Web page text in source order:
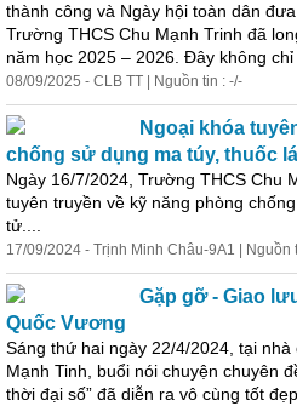
thành công và Ngày hội toàn dân
Trường THCS Chu Mạnh Trinh đã
năm học 2025 – 2026. Đây không chỉ
08/09/2025 - CLB TT | Nguồn tin : -/-
Ngoại khóa
chống sử dụng ma túy, thuốc
Ngày 16/7/2024, Trường THCS Chu
tuyên truyền về kỹ năng phòng
tử....
17/09/2024 - Trịnh Minh Châu-9A1 | Nguồn
Gặp gỡ - Giao
Quốc Vương
Sáng thứ hai ngày 22/4/2024, tại
Mạnh Tinh, buổi nói chuyện chuyên
thời đại số” đã diễn ra vô cùng tốt